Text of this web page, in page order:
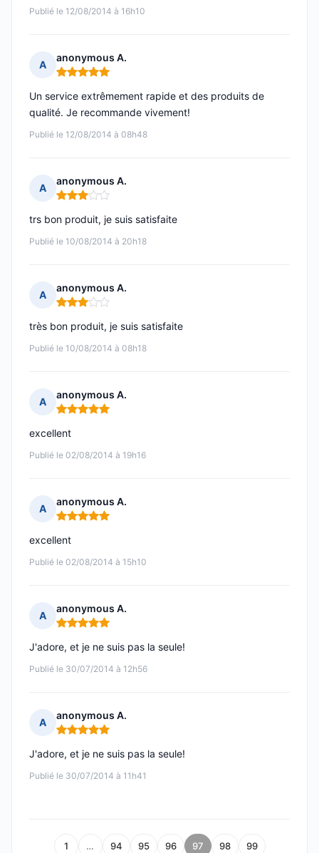
Publié le 12/08/2014 à 16h10
A
anonymous A.
Note : 5 sur 5
Publié le 12/08/2014 à 08h48
Un service extrêmement rapide et des produits de
qualité. Je recommande vivement!
A
anonymous A.
Note : 3 sur 5
Publié le 10/08/2014 à 20h18
trs bon produit, je suis satisfaite
A
anonymous A.
Note : 3 sur 5
Publié le 10/08/2014 à 08h18
très bon produit, je suis satisfaite
A
anonymous A.
Note : 5 sur 5
Publié le 02/08/2014 à 19h16
excellent
A
anonymous A.
Note : 5 sur 5
Publié le 02/08/2014 à 15h10
excellent
A
anonymous A.
Note : 5 sur 5
Publié le 30/07/2014 à 12h56
J'adore, et je ne suis pas la seule!
A
anonymous A.
Note : 5 sur 5
Publié le 30/07/2014 à 11h41
J'adore, et je ne suis pas la seule!
1 … 94 95 96 97 98 99